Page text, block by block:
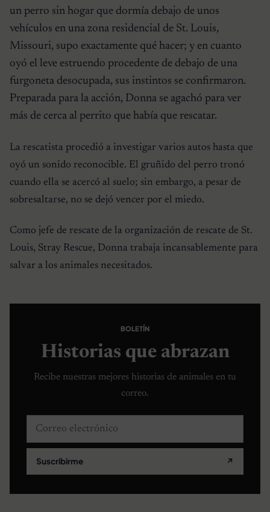
un perro sin hogar que dormía debajo de unos
vehículos en una zona residencial de St. Louis,
Missouri, supo exactamente qué hacer; y en cuanto
oyó el leve estruendo procedente de debajo de una
furgoneta desocupada, sus instintos se confirmaron.
Preparada para la acción, Donna se agachó para ver
más de cerca al perrito que había que rescatar.
La rescatista procedió a investigar varios autos hasta que
oyó un sonido reconocible. El gruñido del perro tronó
cuando ella se acercó al suelo; sin embargo, a pesar de
sobresaltarse, no se dejó vencer por el miedo.
Como jefe de rescate de la organización de rescate de St.
Louis, Stray Rescue, Donna trabaja incansablemente para
salvar a los animales necesitados.
BOLETÍN
Historias que abrazan
Recibe nuestras mejores historias de animales en tu
correo.
Correo electrónico
Suscribirme ↗